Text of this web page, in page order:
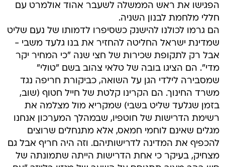
הפגישו את ראש הממשלה לשעבר אהוד אולמרט עם
חללי מלחמת לבנון השניה.
הם גרמו לכולנו להישנק כשסיפרו לדמותו של נעם שליט
שמדינת ישראל החליטה להחזיר את בנו גלעד משבי -
אבל רק לתקופת שכירות של חצי שנה "כי המחיר יקר
מדי". הם הציגו בובה של טלאי צהוב בשם "טולי"
שמסבירה לילדי הגן על השואה, כביקורת חריפה נגד
משרד החינוך. הם הקרינו קלטת של חייל חטוף (שוב,
בזמן שגלעד שליט בשבי) שמקריא מול מצלמה את
רשימת הדרישות של חוטפיו, שבמהלך המערכון אנחנו
מגלים שאינם לוחמי חמאס, אלא מתנחלים שרוצים
להכפיף את המדינה לדרישותיהם. וזה היה חריף אבל גם
מצחיק, בעיקר כי אחת הדרישות הייתה שתמונתה של